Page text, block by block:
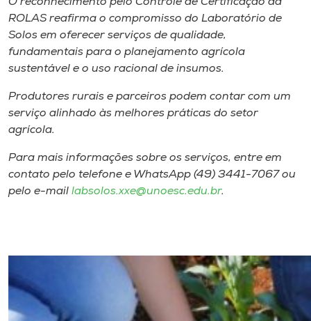
ROLAS reafirma o compromisso do Laboratório de
Solos em oferecer serviços de qualidade,
fundamentais para o planejamento agrícola
sustentável e o uso racional de insumos.
Produtores rurais e parceiros podem contar com um
serviço alinhado às melhores práticas do setor
agrícola.
Para mais informações sobre os serviços, entre em
contato pelo telefone e WhatsApp (49) 3441-7067 ou
pelo e-mail labsolos.xxe@unoesc.edu.br.